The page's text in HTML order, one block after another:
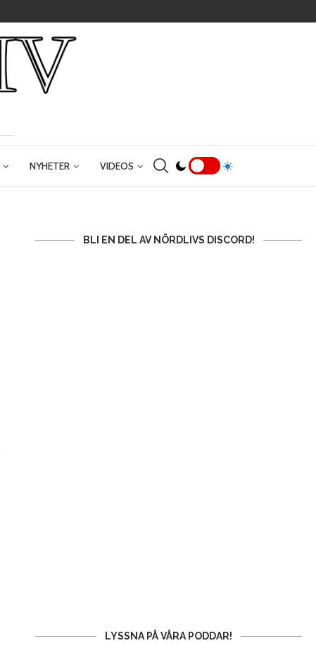
NYHETER VIDEOS
BLI EN DEL AV NÖRDLIVS DISCORD!
LYSSNA PÅ VÅRA PODDAR!